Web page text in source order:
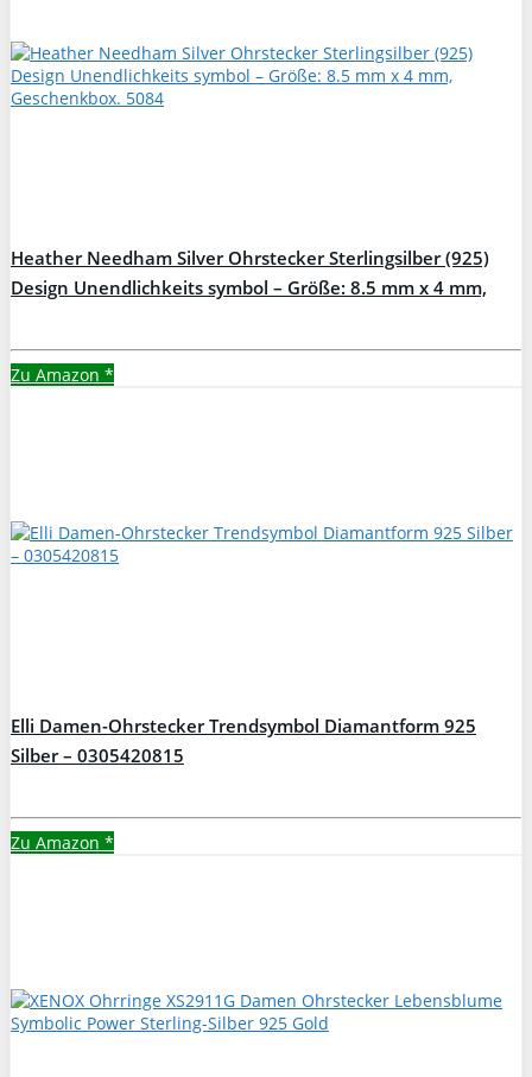
Heather Needham Silver Ohrstecker Sterlingsilber (925)
Design Unendlichkeits symbol – Größe: 8.5 mm x 4 mm,
Zu Amazon *
Elli Damen-Ohrstecker Trendsymbol Diamantform 925
Silber – 0305420815
Zu Amazon *